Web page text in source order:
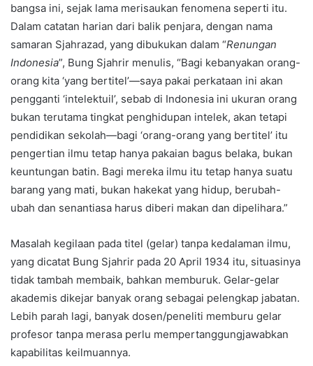
bangsa ini, sejak lama merisaukan fenomena seperti itu.
Dalam catatan harian dari balik penjara, dengan nama
samaran Sjahrazad, yang dibukukan dalam “Renungan
Indonesia”, Bung Sjahrir menulis, “Bagi kebanyakan orang-
orang kita ‘yang bertitel’—saya pakai perkataan ini akan
pengganti ‘intelektuil’, sebab di Indonesia ini ukuran orang
bukan terutama tingkat penghidupan intelek, akan tetapi
pendidikan sekolah—bagi ‘orang-orang yang bertitel’ itu
pengertian ilmu tetap hanya pakaian bagus belaka, bukan
keuntungan batin. Bagi mereka ilmu itu tetap hanya suatu
barang yang mati, bukan hakekat yang hidup, berubah-
ubah dan senantiasa harus diberi makan dan dipelihara.”
Masalah kegilaan pada titel (gelar) tanpa kedalaman ilmu,
yang dicatat Bung Sjahrir pada 20 April 1934 itu, situasinya
tidak tambah membaik, bahkan memburuk. Gelar-gelar
akademis dikejar banyak orang sebagai pelengkap jabatan.
Lebih parah lagi, banyak dosen/peneliti memburu gelar
profesor tanpa merasa perlu mempertanggungjawabkan
kapabilitas keilmuannya.